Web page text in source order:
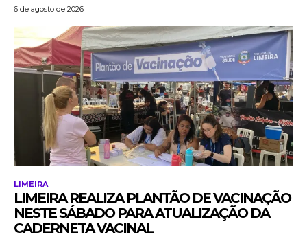
6 de agosto de 2026
LIMEIRA
LIMEIRA REALIZA PLANTÃO DE VACINAÇÃO
NESTE SÁBADO PARA ATUALIZAÇÃO DA
CADERNETA VACINAL